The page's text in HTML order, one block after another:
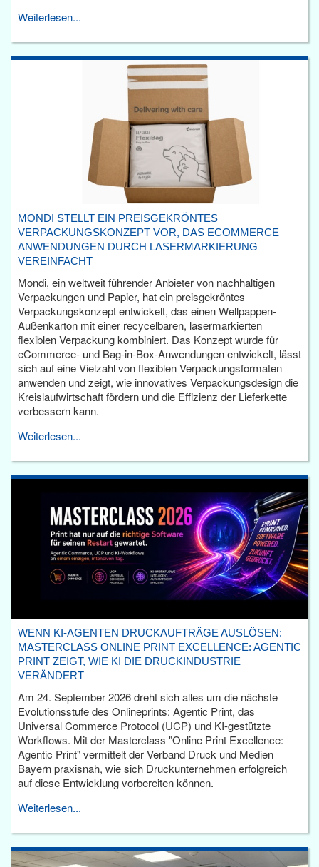
Weiterlesen...
MONDI STELLT EIN PREISGEKRÖNTES
VERPACKUNGSKONZEPT VOR, DAS ECOMMERCE
ANWENDUNGEN DURCH LASERMARKIERUNG
VEREINFACHT
Mondi, ein weltweit führender Anbieter von nachhaltigen
Verpackungen und Papier, hat ein preisgekröntes
Verpackungskonzept entwickelt, das einen Wellpappen-
Außenkarton mit einer recycelbaren, lasermarkierten
flexiblen Verpackung kombiniert. Das Konzept wurde für
eCommerce- und Bag-in-Box-Anwendungen entwickelt, lässt
sich auf eine Vielzahl von flexiblen Verpackungsformaten
anwenden und zeigt, wie innovatives Verpackungsdesign die
Kreislaufwirtschaft fördern und die Effizienz der Lieferkette
verbessern kann.
Weiterlesen...
WENN KI-AGENTEN DRUCKAUFTRÄGE AUSLÖSEN:
MASTERCLASS ONLINE PRINT EXCELLENCE: AGENTIC
PRINT ZEIGT, WIE KI DIE DRUCKINDUSTRIE
VERÄNDERT
Am 24. September 2026 dreht sich alles um die nächste
Evolutionsstufe des Onlineprints: Agentic Print, das
Universal Commerce Protocol (UCP) und KI-gestützte
Workflows. Mit der Masterclass "Online Print Excellence:
Agentic Print" vermittelt der Verband Druck und Medien
Bayern praxisnah, wie sich Druckunternehmen erfolgreich
auf diese Entwicklung vorbereiten können.
Weiterlesen...